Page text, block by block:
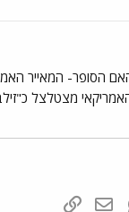
הסופר- המאייר
מצטלצל
WhatsAppדואר אלקטרוני